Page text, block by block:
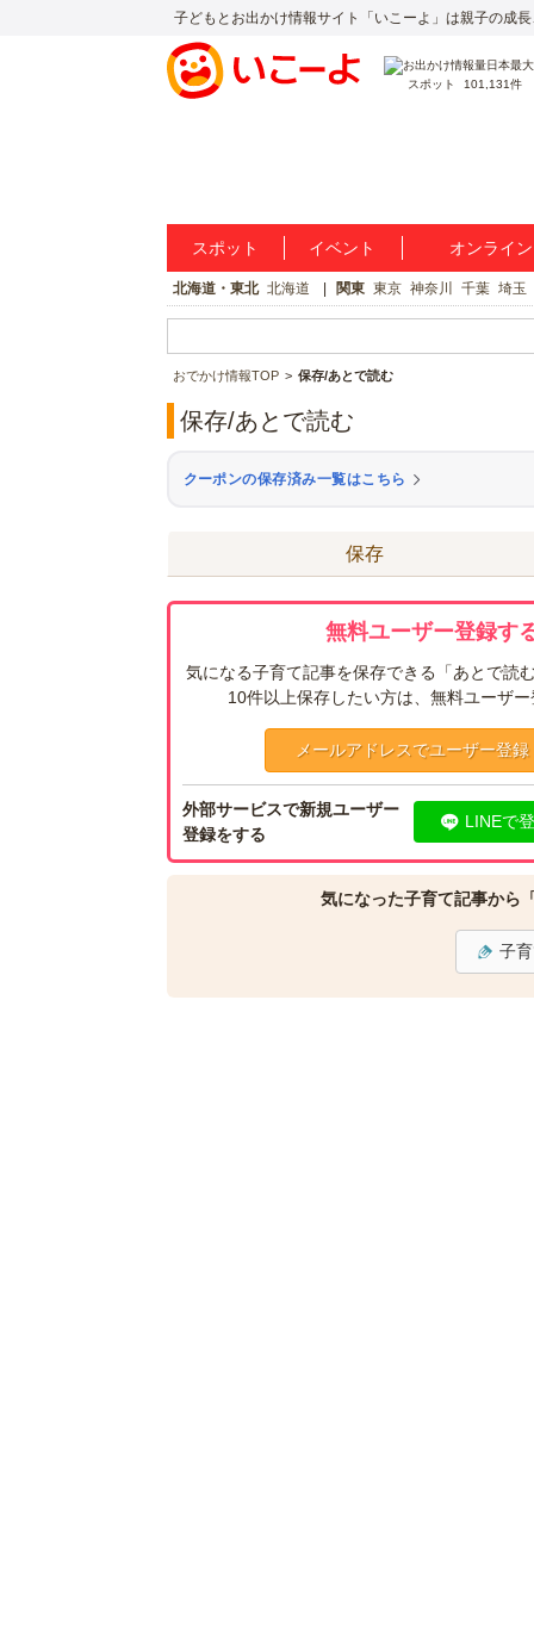
子どもとお出かけ情報サイト「いこーよ」は親子の成
スポット 101,131件
スポット イベント オンライ
北海道・東北 北海道 関東 東京 神奈川 千葉 埼玉
おでかけ情報TOP 保存/あとで読む
保存/あとで読む
クーポンの保存済み一覧はこちら
保存
無料ユーザー登録す
気になる子育て記事を保存できる「あとで読
10件以上保存したい方は、無料ユーザ
メールアドレスでユーザー登録
外部サービスで新規ユーザー
登録をする
LINEで
気になった子育て記事から
子